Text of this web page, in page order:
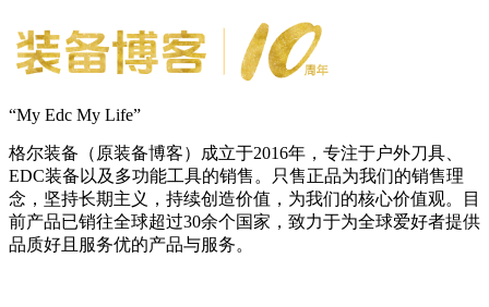
“My Edc My Life”
格尔装备（原装备博客）成立于2016年，专注于户外刀具、
EDC装备以及多功能工具的销售。只售正品为我们的销售理
念，坚持长期主义，持续创造价值，为我们的核心价值观。目
前产品已销往全球超过30余个国家，致力于为全球爱好者提供
品质好且服务优的产品与服务。